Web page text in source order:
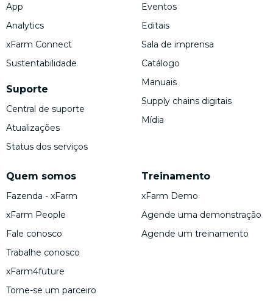
App
Analytics
xFarm Connect
Sustentabilidade
Suporte
Central de suporte
Atualizações
Status dos serviços
Quem somos
Fazenda - xFarm
xFarm People
Fale conosco
Trabalhe conosco
xFarm4future
Torne-se um parceiro
Eventos
Editais
Sala de imprensa
Catálogo
Manuais
Supply chains digitais
Mídia
Treinamento
xFarm Demo
Agende uma demonstração
Agende um treinamento